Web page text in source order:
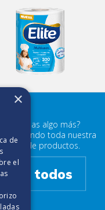
¿Buscabas algo más?
mirando toda nuestra
familia de productos.
Ver todos
×
de
el